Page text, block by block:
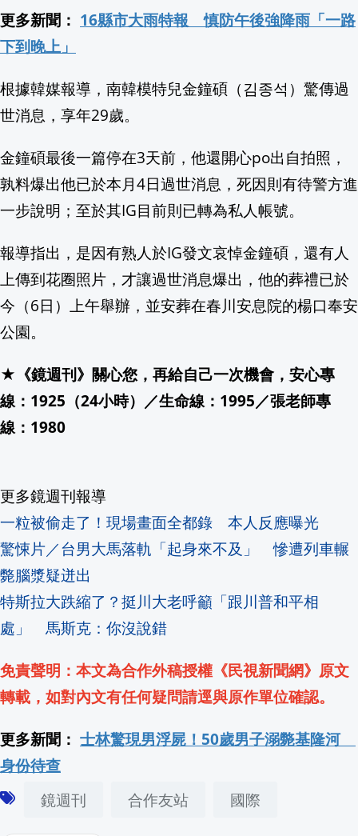
遭批「沒先發還蹭流量」老虎小編遭炎
鄭麗文搞不清楚狀況？竟護航蔣萬安還
8/8-9 高雄大崗山蜂蜜文化節 如意公園一
Kevin Gausman小熊首秀7局好投 奪勝
參拜媽祖後直擊"四輪朝天" 轎車自撞護
蔡英文突拋震撼彈！關鍵1縣市整合大
俄軍空襲烏克蘭基輔東北部 釀3死含1
跨海而來的溫暖故事！點我收看《我們
8/23鄭怡、施孝榮、范怡文、黃仲崑、
慈濟10億疫苗詐騙案遭訴！蔣萬安昔發
特斯拉衝撞12車「賓士救幾十人」！車
汪星人想什麼都知道！中國安徽研發智能
流金歲月民歌演唱會8/22、8/23恆春文
中國安徽研發智能寵物項圈 狗吠聲秒變
教練自己擺烏龍忘了剛上過投手丘！白
更多新聞： 16縣市大雨特報 慎防午後強降雨「一路
下到晚上」
根據韓媒報導，南韓模特兒金鐘碩（김종석）驚傳過
世消息，享年29歲。
金鐘碩最後一篇停在3天前，他還開心po出自拍照，
孰料爆出他已於本月4日過世消息，死因則有待警方進
一步說明；至於其IG目前則已轉為私人帳號。
報導指出，是因有熟人於IG發文哀悼金鐘碩，還有人
上傳到花圈照片，才讓過世消息爆出，他的葬禮已於
今（6日）上午舉辦，並安葬在春川安息院的楊口奉安
公園。
★《鏡週刊》關心您，再給自己一次機會，安心專
線：1925（24小時）／生命線：1995／張老師專
線：1980
更多鏡週刊報導
一粒被偷走了！現場畫面全都錄 本人反應曝光
驚悚片／台男大馬落軌「起身來不及」 慘遭列車輾
斃腦漿疑迸出
特斯拉大跌縮了？挺川大老呼籲「跟川普和平相
處」 馬斯克：你沒說錯
免責聲明：本文為合作外稿授權《民視新聞網》原文
轉載，如對內文有任何疑問請逕與原作單位確認。
更多新聞： 士林驚現男浮屍！50歲男子溺斃基隆河
身份待查
鏡週刊
合作友站 國際